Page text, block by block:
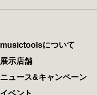
musictoolsについて
展示店舗
ニュース&キャンペーン
イベント